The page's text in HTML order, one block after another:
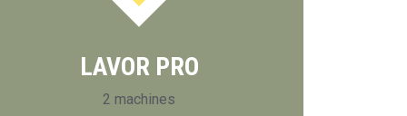
LAVOR PRO
2 machines